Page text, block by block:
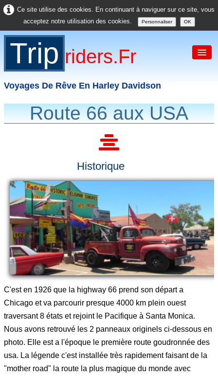
Ce site utilise des cookies. En continuant à naviguer sur ce site, vous
acceptez notre utilisation des cookies.
Personnaliser OK
Trip Riders.fr
Voyages De Rêve En Harley Davidson
Accueil
Asie
Divers
Route 66 aux USA
Historique
C'est en 1926 que la highway 66 prend son départ a
Chicago et va parcourir presque 4000 km plein ouest
traversant 8 états et rejoint le Pacifique à Santa Monica.
Nous avons retrouvé les 2 panneaux originels ci-dessous en
photo. Elle est a l'époque le première route goudronnée des
usa. La légende c'est installée très rapidement faisant de la
"mother road" la route la plus magique du monde avec